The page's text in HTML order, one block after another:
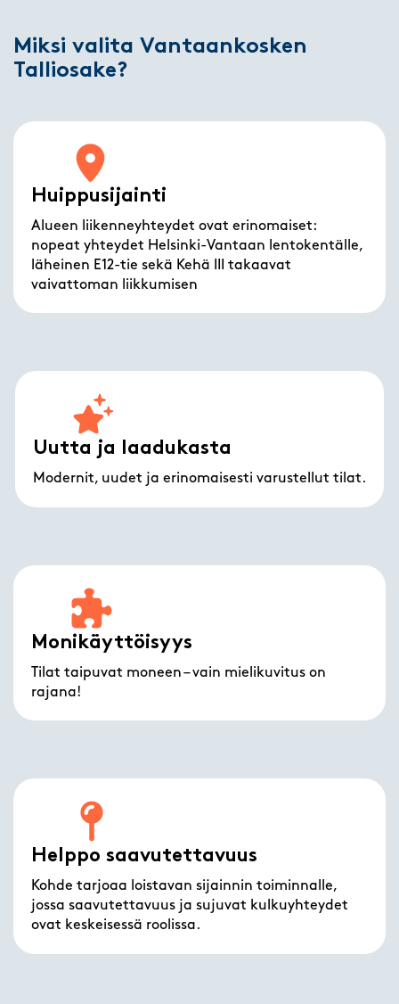
Miksi valita Vantaankosken
Talliosake?
Huippusijainti
Alueen liikenneyhteydet ovat erinomaiset:
nopeat yhteydet Helsinki-Vantaan lentokentälle,
läheinen E12-tie sekä Kehä III takaavat
vaivattoman liikkumisen
Uutta ja laadukasta
Modernit, uudet ja erinomaisesti varustellut tilat.
Monikäyttöisyys
Tilat taipuvat moneen – vain mielikuvitus on
rajana!
Helppo saavutettavuus
Kohde tarjoaa loistavan sijainnin toiminnalle,
jossa saavutettavuus ja sujuvat kulkuyhteydet
ovat keskeisessä roolissa.